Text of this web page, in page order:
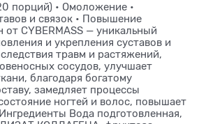
порций) • Омоложение •
и связок • Повышение
от CYBERMASS — уникальный
и укрепления суставов и
травм и растяжений,
сосудов, улучшает
благодаря богатому
замедляет процессы
ногтей и волос, повышает
Вода подготовленная,